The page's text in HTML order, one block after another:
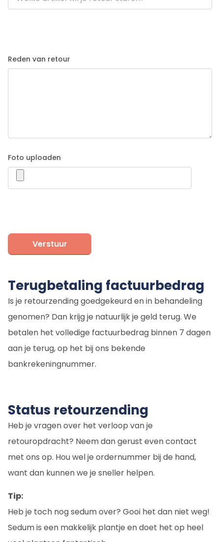
Reden van retour
Foto uploaden
Verstuur
Terugbetaling factuurbedrag
Is je retourzending goedgekeurd en in behandeling
genomen? Dan krijg je natuurlijk je geld terug. We
betalen het volledige factuurbedrag binnen 7 dagen
aan je terug, op het bij ons bekende
bankrekeningnummer.
Status retourzending
Heb je vragen over het verloop van je
retouropdracht? Neem dan gerust even contact
met ons op. Hou wel je ordernummer bij de hand,
want dan kunnen we je sneller helpen.
Tip:
Heb je toch nog sedum over? Gooi het dan niet weg!
Sedum is een makkelijk plantje en doet het op heel